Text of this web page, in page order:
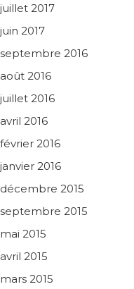
juillet 2017
juin 2017
septembre 2016
août 2016
juillet 2016
avril 2016
février 2016
janvier 2016
décembre 2015
septembre 2015
mai 2015
avril 2015
mars 2015